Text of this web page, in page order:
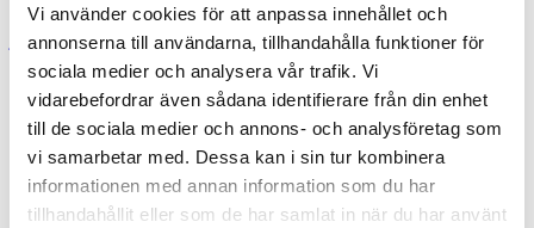
Vi använder cookies för att anpassa innehållet och
annonserna till användarna, tillhandahålla funktioner för
sociala medier och analysera vår trafik. Vi
vidarebefordrar även sådana identifierare från din enhet
till de sociala medier och annons- och analysföretag som
vi samarbetar med. Dessa kan i sin tur kombinera
informationen med annan information som du har
tillhandahållit eller som de har samlat in när du har använt
Kvinnor blir mer stressade än män av att ofta bli kontaktade om
jobbfrågor utanför arbetstid, enligt en kanadensisk studie.
15 december 2009
Kvinnligt nätverk ska locka fler kvinnor
till polisen i Rwanda
Reportage
Under folkmordet användes våldtäkter för att systematiskt förnedra